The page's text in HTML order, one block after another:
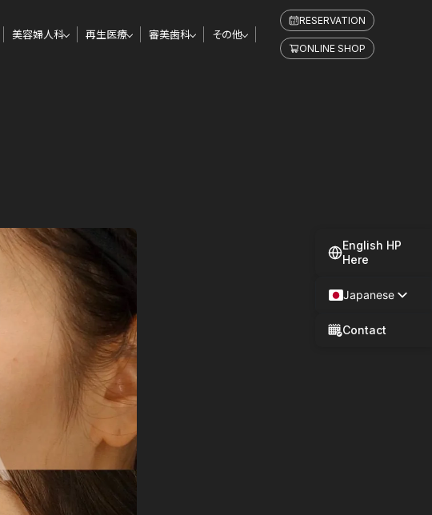
美容婦人科 再生医療 審美歯科 その他
RESERVATION
ONLINE SHOP
English HP
Here
Japanese
Contact